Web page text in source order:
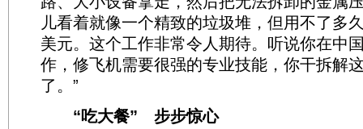
儿看着就像一个精致的垃圾堆，但用不了多
美元。这个工作非常令人期待。听说你在中
作，修飞机需要很强的专业技能，你干拆解
了。”
“吃大餐” 步步惊心